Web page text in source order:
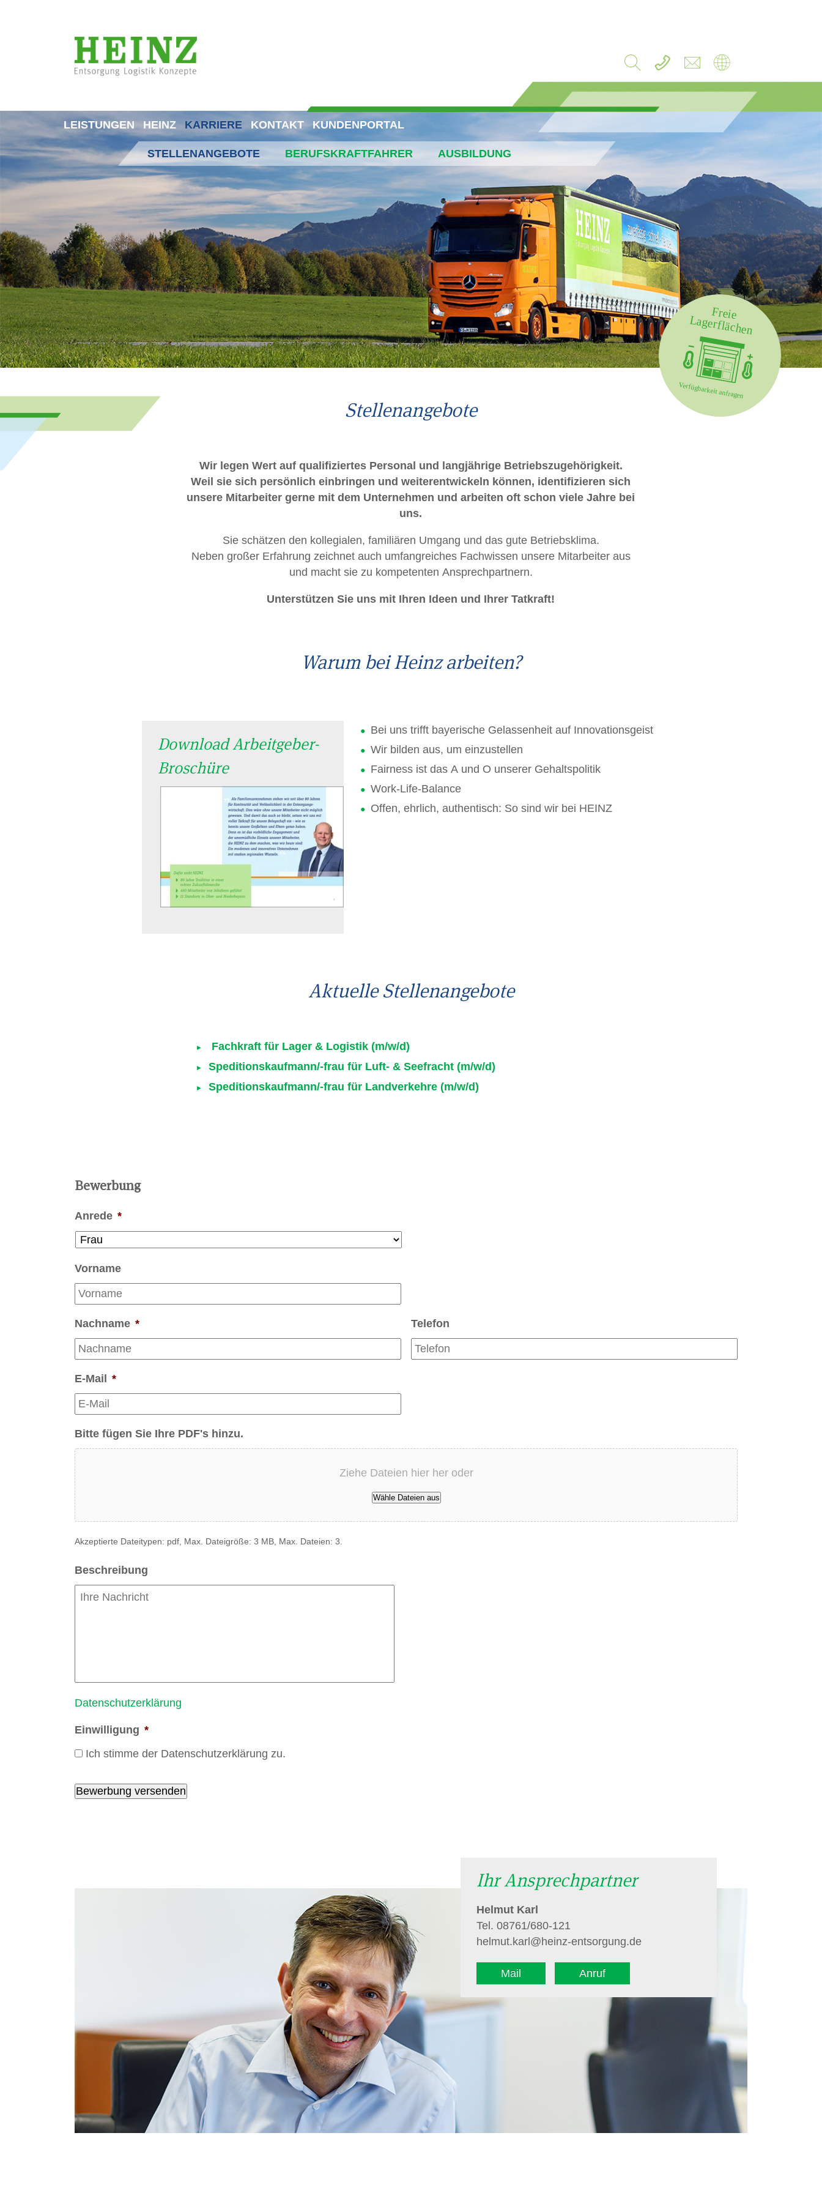
LEISTUNGEN HEINZ KARRIERE
STELLENANGEBOTE BERUFSKRAFTFAHRER AUSBILDUNG
KONTAKT KUNDENPORTAL
Stellenangebote
Wir legen Wert auf qualifiziertes Personal und langjährige Betriebszugehörigkeit.
Weil sie sich persönlich einbringen und weiterentwickeln können, identifizieren sich
unsere Mitarbeiter gerne mit dem Unternehmen und arbeiten oft schon viele Jahre bei
uns.
Sie schätzen den kollegialen, familiären Umgang und das gute Betriebsklima.
Neben großer Erfahrung zeichnet auch umfangreiches Fachwissen unsere Mitarbeiter aus
und macht sie zu kompetenten Ansprechpartnern.
Unterstützen Sie uns mit Ihren Ideen und Ihrer Tatkraft!
Warum bei Heinz arbeiten?
Download Arbeitgeber-
Broschüre
Bei uns trifft bayerische Gelassenheit auf Innovationsgeist
Wir bilden aus, um einzustellen
Fairness ist das A und O unserer Gehaltspolitik
Work-Life-Balance
Offen, ehrlich, authentisch: So sind wir bei HEINZ
Aktuelle Stellenangebote
Fachkraft für Lager & Logistik (m/w/d)
Speditionskaufmann/-frau für Luft- & Seefracht (m/w/d)
Speditionskaufmann/-frau für Landverkehre (m/w/d)
Bewerbung
Anrede *
Vorname
Nachname * Telefon
E-Mail *
Bitte fügen Sie Ihre PDF's hinzu.
Ziehe Dateien hier her oder
Wähle Dateien aus
Akzeptierte Dateitypen: pdf, Max. Dateigröße: 3 MB, Max. Dateien: 3.
Beschreibung
Datenschutzerklärung
Einwilligung *
Ich stimme der Datenschutzerklärung zu.
Ihr Ansprechpartner
Helmut Karl
Tel. 08761/680-121
helmut.karl@heinz-entsorgung.de
Mail Anruf